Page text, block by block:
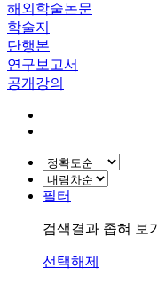
해외학술논문
학술지
단행본
연구보고서
공개강의
필터
검색결과 좁혀 보기
선택해제